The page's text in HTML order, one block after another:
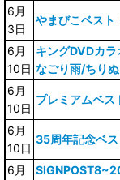
6月
3日
やまびこベス
6月
10日
キングDVDカ
なごり雨/ちり
6月
10日
プレミアムベ
6月
10日
35周年記念ベ
6月